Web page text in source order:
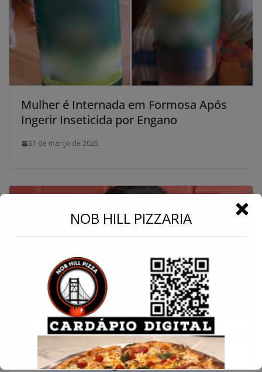
Mulher é Internada em Formosa Após
Ingerir Inseticida por Engano
31 de março de 2025
Homem tenta fugir sem pagar garota de
programa e conta de motel e acaba
detido em Porangatu
NOB HILL PIZZARIA